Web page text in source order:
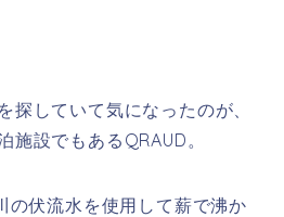
探していて気になったのが、
施設でもあるQRAUD。
の伏流水を使用して薪で沸か